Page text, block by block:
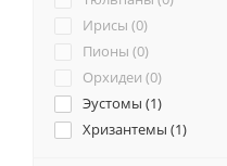
Ирисы (0)
Пионы (0)
Орхидеи (0)
Эустомы (1)
Хризантемы (1)